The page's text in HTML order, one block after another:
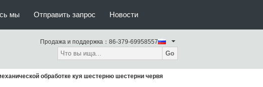
мы Отправить запрос Новости
Продажа и поддержка： 86-379-69958557
Go
обработке куя шестерню шестерни червя